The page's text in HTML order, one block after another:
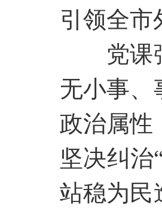
引领全市
党课
无小事、
政治属性
坚决纠治
站稳为民